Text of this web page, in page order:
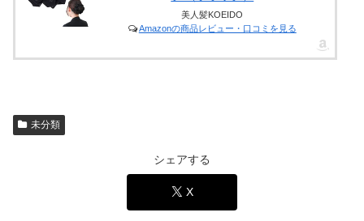
美人髪KOEIDO
Amazonの商品レビュー・口コミを見る
未分類
シェアする
X